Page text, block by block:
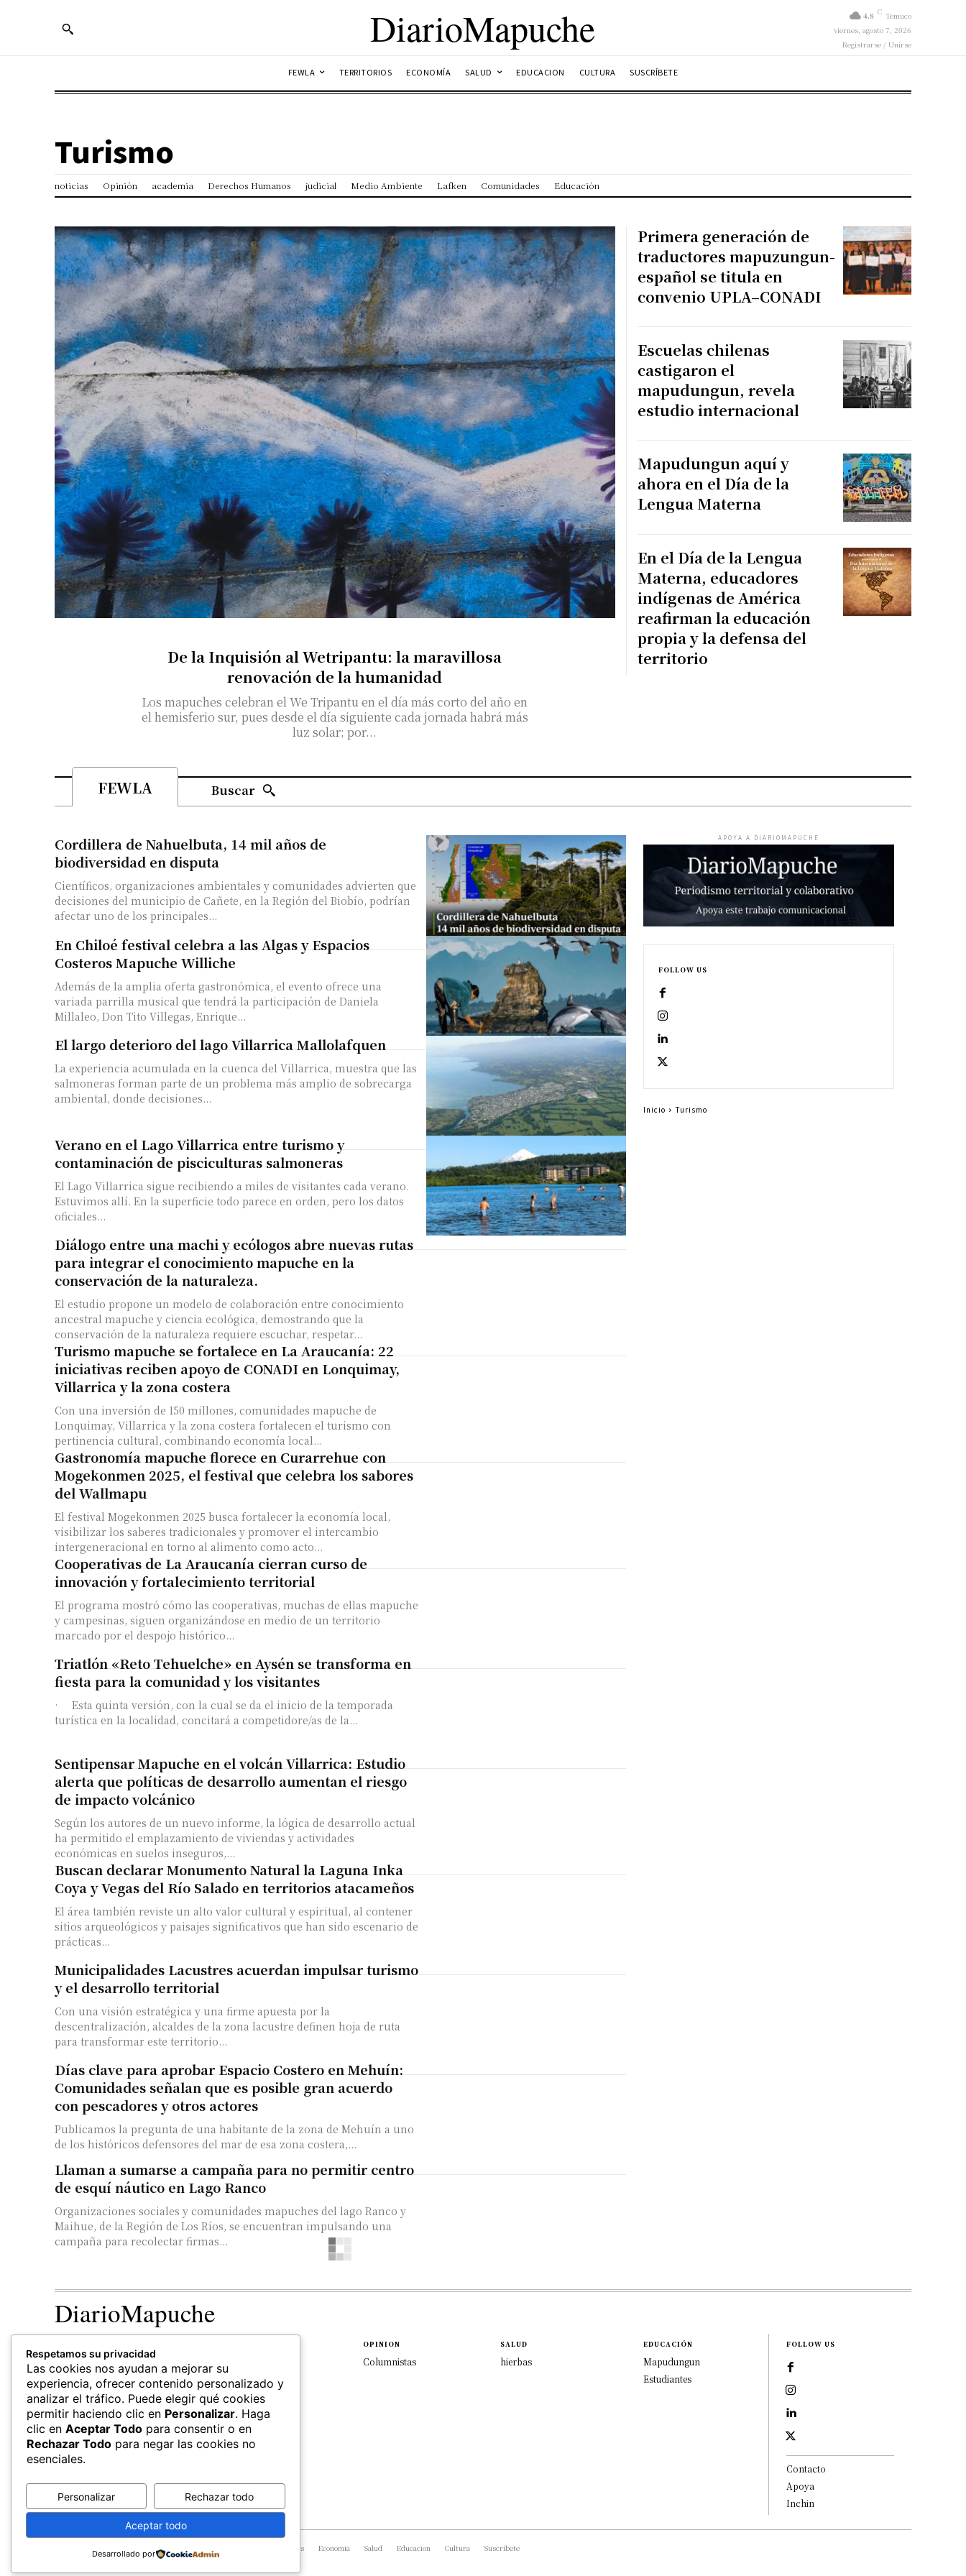
DiarioMapuche 4.8 C Temuco
viernes, agosto 7, 2026
Registrarse / Unirse
FEWLA TERRITORIOS ECONOMÍA SALUD EDUCACION CULTURA SUSCRÍBETE
Turismo
noticias Opinión academia Derechos Humanos judicial Medio Ambiente Lafken Comunidades Educación
De la Inquisión al Wetripantu: la maravillosa
renovación de la humanidad
Los mapuches celebran el We Tripantu en el día más corto del año en
el hemisferio sur, pues desde el día siguiente cada jornada habrá más
luz solar; por...
Primera generación de
traductores mapuzungun-
español se titula en
convenio UPLA–CONADI
Escuelas chilenas
castigaron el
mapudungun, revela
estudio internacional
Mapudungun aquí y
ahora en el Día de la
Lengua Materna
En el Día de la Lengua
Materna, educadores
indígenas de América
reafirman la educación
propia y la defensa del
territorio
FEWLA Buscar
Cordillera de Nahuelbuta, 14 mil años de
biodiversidad en disputa
Científicos, organizaciones ambientales y comunidades advierten que
decisiones del municipio de Cañete, en la Región del Biobío, podrían
afectar uno de los principales...
En Chiloé festival celebra a las Algas y Espacios
Costeros Mapuche Williche
Además de la amplia oferta gastronómica, el evento ofrece una
variada parrilla musical que tendrá la participación de Daniela
Millaleo, Don Tito Villegas, Enrique...
El largo deterioro del lago Villarrica Mallolafquen
La experiencia acumulada en la cuenca del Villarrica, muestra que las
salmoneras forman parte de un problema más amplio de sobrecarga
ambiental, donde decisiones...
Verano en el Lago Villarrica entre turismo y
contaminación de pisciculturas salmoneras
El Lago Villarrica sigue recibiendo a miles de visitantes cada verano.
Estuvimos allí. En la superficie todo parece en orden, pero los datos
oficiales...
Diálogo entre una machi y ecólogos abre nuevas rutas
para integrar el conocimiento mapuche en la
conservación de la naturaleza.
El estudio propone un modelo de colaboración entre conocimiento
ancestral mapuche y ciencia ecológica, demostrando que la
conservación de la naturaleza requiere escuchar, respetar...
Turismo mapuche se fortalece en La Araucanía: 22
iniciativas reciben apoyo de CONADI en Lonquimay,
Villarrica y la zona costera
Con una inversión de 150 millones, comunidades mapuche de
Lonquimay, Villarrica y la zona costera fortalecen el turismo con
pertinencia cultural, combinando economía local...
Gastronomía mapuche florece en Curarrehue con
Mogekonmen 2025, el festival que celebra los sabores
del Wallmapu
El festival Mogekonmen 2025 busca fortalecer la economía local,
visibilizar los saberes tradicionales y promover el intercambio
intergeneracional en torno al alimento como acto...
Cooperativas de La Araucanía cierran curso de
innovación y fortalecimiento territorial
El programa mostró cómo las cooperativas, muchas de ellas mapuche
y campesinas, siguen organizándose en medio de un territorio
marcado por el despojo histórico...
Triatlón «Reto Tehuelche» en Aysén se transforma en
fiesta para la comunidad y los visitantes
· Esta quinta versión, con la cual se da el inicio de la temporada
turística en la localidad, concitará a competidore/as de la...
Sentipensar Mapuche en el volcán Villarrica: Estudio
alerta que políticas de desarrollo aumentan el riesgo
de impacto volcánico
Según los autores de un nuevo informe, la lógica de desarrollo actual
ha permitido el emplazamiento de viviendas y actividades
económicas en suelos inseguros,...
Buscan declarar Monumento Natural la Laguna Inka
Coya y Vegas del Río Salado en territorios atacameños
El área también reviste un alto valor cultural y espiritual, al contener
sitios arqueológicos y paisajes significativos que han sido escenario de
prácticas...
Municipalidades Lacustres acuerdan impulsar turismo
y el desarrollo territorial
Con una visión estratégica y una firme apuesta por la
descentralización, alcaldes de la zona lacustre definen hoja de ruta
para transformar este territorio...
Días clave para aprobar Espacio Costero en Mehuín:
Comunidades señalan que es posible gran acuerdo
con pescadores y otros actores
Publicamos la pregunta de una habitante de la zona de Mehuín a uno
de los históricos defensores del mar de esa zona costera,...
Llaman a sumarse a campaña para no permitir centro
de esquí náutico en Lago Ranco
Organizaciones sociales y comunidades mapuches del lago Ranco y
Maihue, de la Región de Los Ríos, se encuentran impulsando una
campaña para recolectar firmas...
APOYA A DIARIOMAPUCHE
FOLLOW US
Inicio Turismo
DiarioMapuche
OPINION
Columnistas
SALUD
hierbas
EDUCACIÓN
Mapudungun
Estudiantes
FOLLOW US
Contacto
Apoya
Inchin
© All Rights Reserved, Newspaper Theme. Territorios Economía Salud Educacion Cultura Suscríbete
Respetamos su privacidad
Las cookies nos ayudan a mejorar su
experiencia, ofrecer contenido personalizado y
analizar el tráfico. Puede elegir qué cookies
permitir haciendo clic en Personalizar. Haga
clic en Aceptar Todo para consentir o en
Rechazar Todo para negar las cookies no
esenciales.
Personalizar Rechazar todo
Aceptar todo
Desarrollado por